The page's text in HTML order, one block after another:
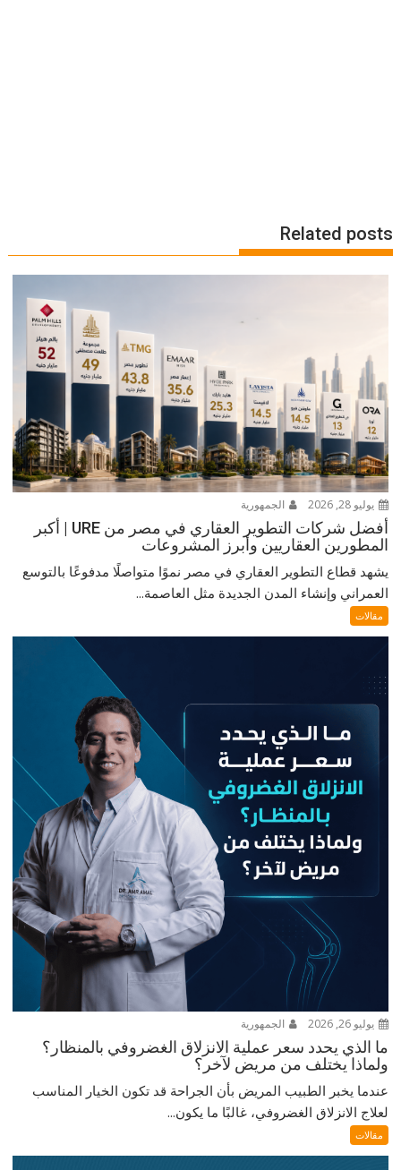
Related posts
يوليو 28, 2026 الجمهورية
أفضل شركات التطوير العقاري في مصر من URE | أكبر
المطورين العقاريين وأبرز المشروعات
يشهد قطاع التطوير العقاري في مصر نموًا متواصلًا مدفوعًا بالتوسع
العمراني وإنشاء المدن الجديدة مثل العاصمة...
مقالات
يوليو 26, 2026 الجمهورية
ما الذي يحدد سعر عملية الانزلاق الغضروفي بالمنظار؟
ولماذا يختلف من مريض لآخر؟
عندما يخبر الطبيب المريض بأن الجراحة قد تكون الخيار المناسب
لعلاج الانزلاق الغضروفي، غالبًا ما يكون...
مقالات